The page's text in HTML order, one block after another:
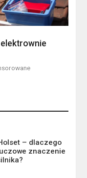
elektrownie
– dlaczego
znaczenie